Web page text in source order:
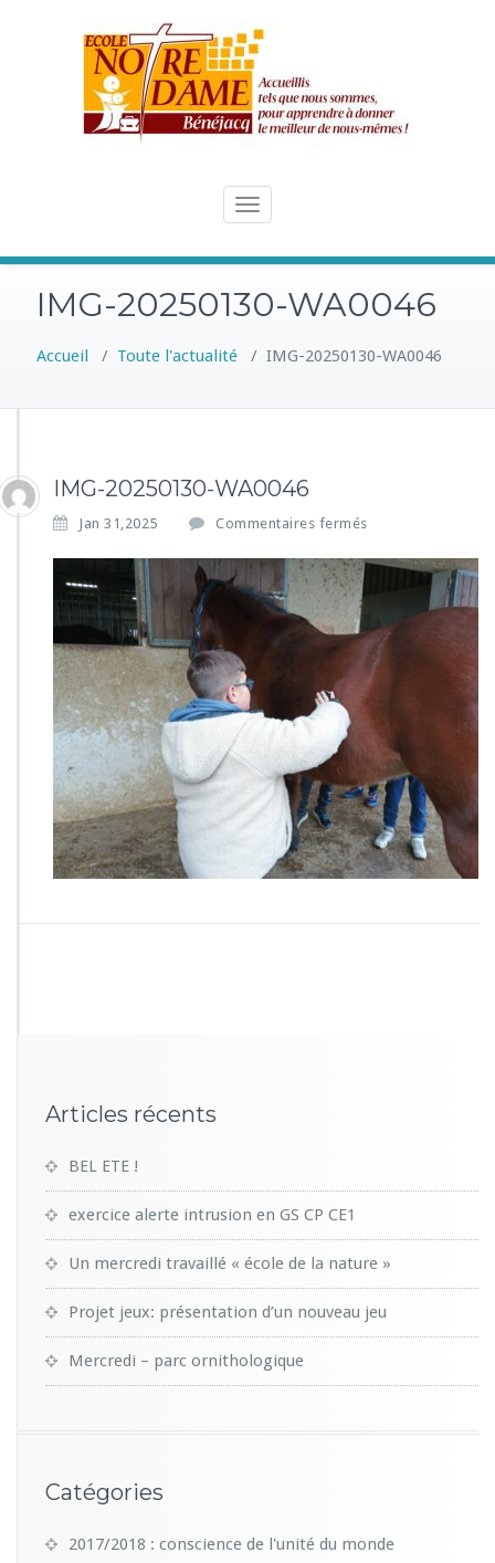
Toggle
IMG-20250130-WA0046
Accueil / Toute l'actualité / IMG-20250130-WA0046
IMG-20250130-WA0046
Jan 31,2025 Commentaires fermés
r
G
-
2
0
1
3
0
-
W
0
Articles récents
BEL ETE !
exercice alerte intrusion en GS CP CE1
Un mercredi travaillé « école de la nature »
Projet jeux: présentation d’un nouveau jeu
Mercredi – parc ornithologique
Catégories
2017/2018 : conscience de l'unité du monde